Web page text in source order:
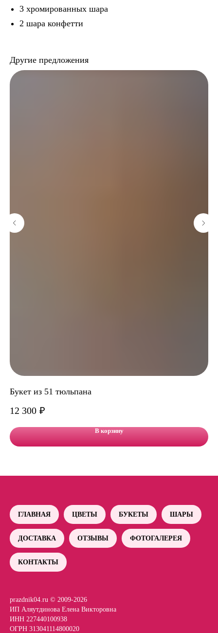
3 хромированных шара
2 шара конфетти
Другие предложения
Букет из 51 тюльпана
12 300 ₽
В корзину
ГЛАВНАЯ ЦВЕТЫ БУКЕТЫ ШАРЫ
ДОСТАВКА ОТЗЫВЫ ФОТОГАЛЕРЕЯ
КОНТАКТЫ
prazdnik04.ru © 2009-2026
ИП Аляутдинова Елена Викторовна
ИНН 227440100938
ОГРН 313041114800020